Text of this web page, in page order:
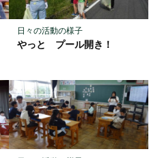
日々の活動の様子
やっと プール開き！